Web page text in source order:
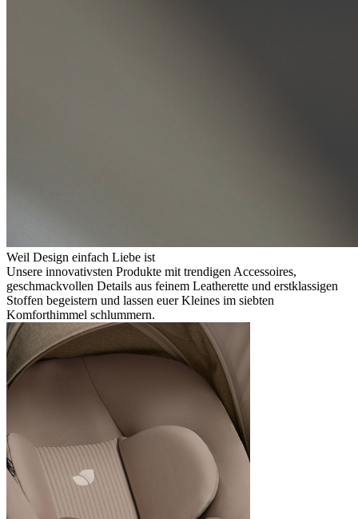
Weil Design einfach Liebe ist
Unsere innovativsten Produkte mit trendigen Accessoires,
geschmackvollen Details aus feinem Leatherette und erstklassigen
Stoffen begeistern und lassen euer Kleines im siebten
Komforthimmel schlummern.